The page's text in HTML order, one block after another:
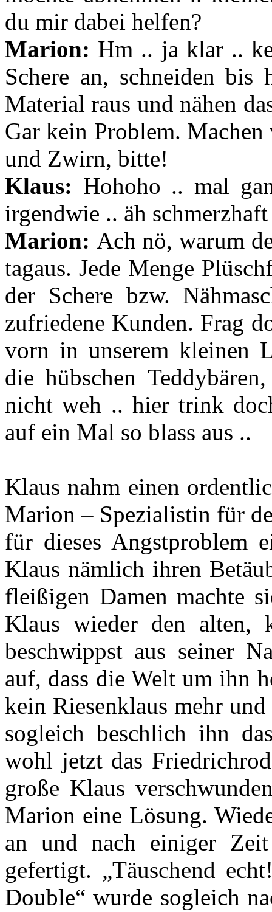
du mir dabei helfen?
Marion: Hm .. ja klar ..
Schere an, schneiden
Material raus und nähen
Gar kein Problem.
und Zwirn, bitte!
Klaus: Hohoho .. mal
irgendwie .. äh
Marion: Ach nö, warum
tagaus. Jede Menge
der Schere bzw.
zufriedene Kunden. Frag
vorn in unserem kleinen
die hübschen
nicht weh .. hier trink
auf ein Mal so blass aus ..
Klaus nahm einen
Marion – Spezialistin für
für dieses Angstproblem
Klaus nämlich ihren
fleißigen Damen machte
Klaus wieder den alten,
beschwippst aus seiner
auf, dass die Welt um ihn
kein Riesenklaus mehr
sogleich beschlich ihn
wohl jetzt das
große Klaus
Marion eine Lösung.
an und nach einiger Zeit
gefertigt. „Täuschend
Double“ wurde sogleich